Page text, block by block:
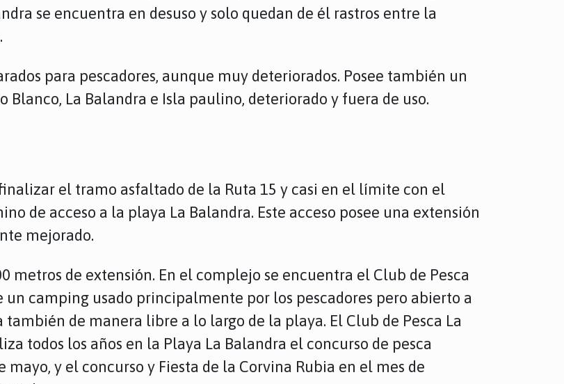
se encuentra en desuso y solo quedan de él rastros entre la
para pescadores, aunque muy deteriorados. Posee también un
La Balandra e Isla paulino, deteriorado y fuera de uso.
el tramo asfaltado de la Ruta 15 y casi en el límite con el
de acceso a la playa La Balandra. Este acceso posee una extensión
mejorado.
metros de extensión. En el complejo se encuentra el Club de Pesca
un camping usado principalmente por los pescadores pero abierto a
de manera libre a lo largo de la playa. El Club de Pesca La
todos los años en la Playa La Balandra el concurso de pesca
y el concurso y Fiesta de la Corvina Rubia en el mes de